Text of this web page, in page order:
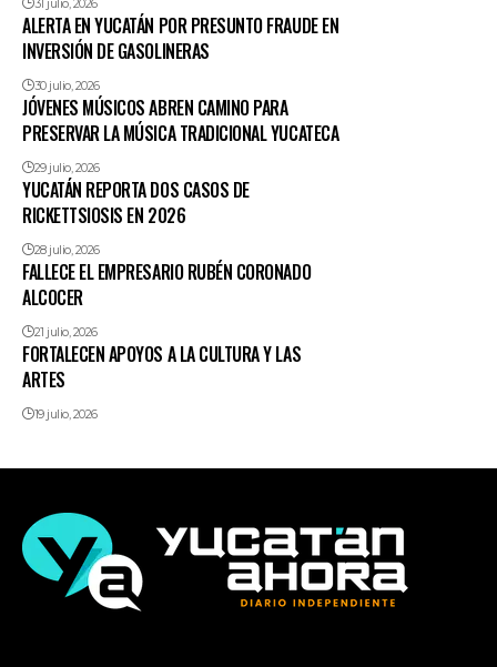
31 julio, 2026
ALERTA EN YUCATÁN POR PRESUNTO FRAUDE EN
INVERSIÓN DE GASOLINERAS
30 julio, 2026
JÓVENES MÚSICOS ABREN CAMINO PARA
PRESERVAR LA MÚSICA TRADICIONAL YUCATECA
29 julio, 2026
YUCATÁN REPORTA DOS CASOS DE
RICKETTSIOSIS EN 2026
28 julio, 2026
FALLECE EL EMPRESARIO RUBÉN CORONADO
ALCOCER
21 julio, 2026
FORTALECEN APOYOS A LA CULTURA Y LAS
ARTES
19 julio, 2026